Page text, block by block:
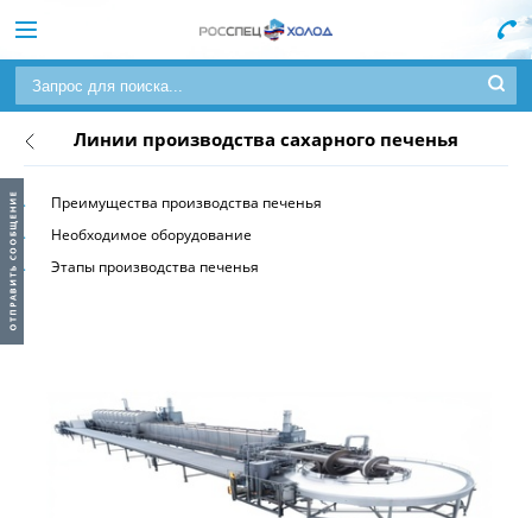
Линии производства сахарного печенья
Преимущества производства печенья
Необходимое оборудование
Этапы производства печенья